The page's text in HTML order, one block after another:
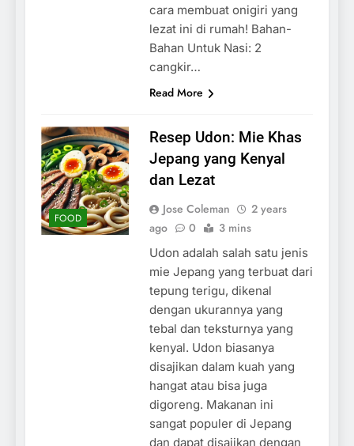
cara membuat onigiri yang
lezat ini di rumah! Bahan-
Bahan Untuk Nasi: 2
cangkir…
Read More
FOOD
Resep Udon: Mie Khas
Jepang yang Kenyal
dan Lezat
Jose Coleman
2 years
ago
0 3 mins
Udon adalah salah satu jenis
mie Jepang yang terbuat dari
tepung terigu, dikenal
dengan ukurannya yang
tebal dan teksturnya yang
kenyal. Udon biasanya
disajikan dalam kuah yang
hangat atau bisa juga
digoreng. Makanan ini
sangat populer di Jepang
dan dapat disajikan dengan